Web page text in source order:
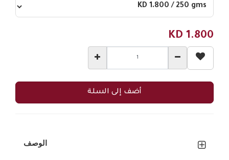
KD 1.800
أضف إلى السلة
الوصف